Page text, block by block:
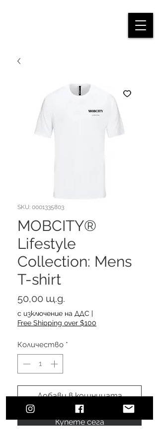
SKU: 0001335803
MOBCITY®
Lifestyle
Collection: Mens
T-shirt
50,00 щ.д.
с изключение на ДДС |
Free Shipping over $100
Количество *
Добави в кошницата
Купете сега